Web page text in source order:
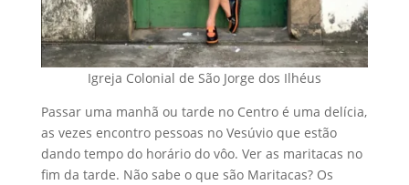
Igreja Colonial de São Jorge dos Ilhéus
Passar uma manhã ou tarde no Centro é uma delícia,
as vezes encontro pessoas no Vesúvio que estão
dando tempo do horário do vôo. Ver as maritacas no
fim da tarde. Não sabe o que são Maritacas? Os